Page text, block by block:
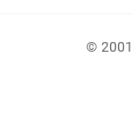
©